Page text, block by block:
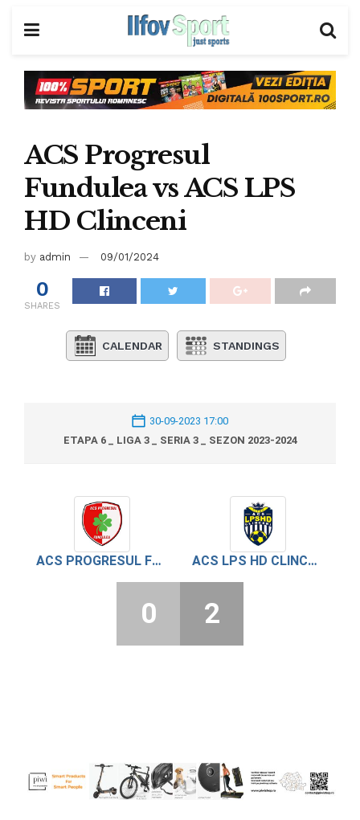
ACS Progresul
Fundulea vs ACS LPS
HD Clinceni
by admin 09/01/2024
0
SHARES
CALENDAR STANDINGS
30-09-2023 17:00
ETAPA 6 _ LIGA 3 _ SERIA 3 _ SEZON 2023-2024
ACS PROGRESUL FUNDULEA ACS LPS HD CLINCENI
0 2